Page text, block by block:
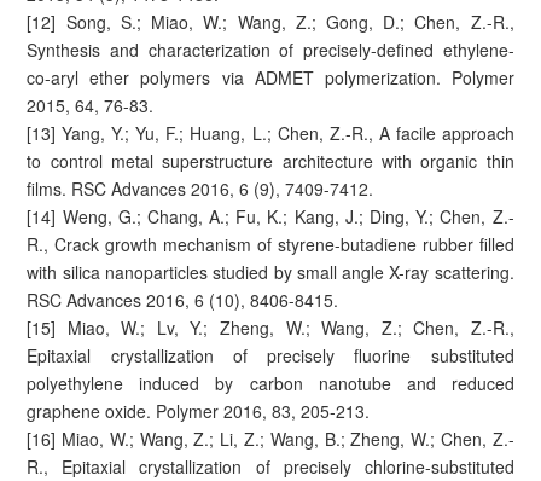
[12] Song, S.; Miao, W.; Wang, Z.; Gong, D.; Chen, Z.-R.,
Synthesis and characterization of precisely-defined ethylene-
co-aryl ether polymers via ADMET polymerization. Polymer
2015, 64, 76-83.
[13] Yang, Y.; Yu, F.; Huang, L.; Chen, Z.-R., A facile approach
to control metal superstructure architecture with organic thin
films. RSC Advances 2016, 6 (9), 7409-7412.
[14] Weng, G.; Chang, A.; Fu, K.; Kang, J.; Ding, Y.; Chen, Z.-
R., Crack growth mechanism of styrene-butadiene rubber filled
with silica nanoparticles studied by small angle X-ray scattering.
RSC Advances 2016, 6 (10), 8406-8415.
[15] Miao, W.; Lv, Y.; Zheng, W.; Wang, Z.; Chen, Z.-R.,
Epitaxial crystallization of precisely fluorine substituted
polyethylene induced by carbon nanotube and reduced
graphene oxide. Polymer 2016, 83, 205-213.
[16] Miao, W.; Wang, Z.; Li, Z.; Wang, B.; Zheng, W.; Chen, Z.-
R., Epitaxial crystallization of precisely chlorine-substituted